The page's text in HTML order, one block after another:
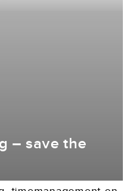
– save the